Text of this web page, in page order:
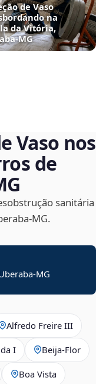
de Vaso
na
da Vitória,
Vaso nos
de
sanitária
MG
Alfredo Freire III
I Beija‑Flor
Boa Vista